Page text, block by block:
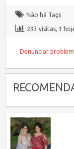
Não há Tags
233 visitas, 1
Denunciar